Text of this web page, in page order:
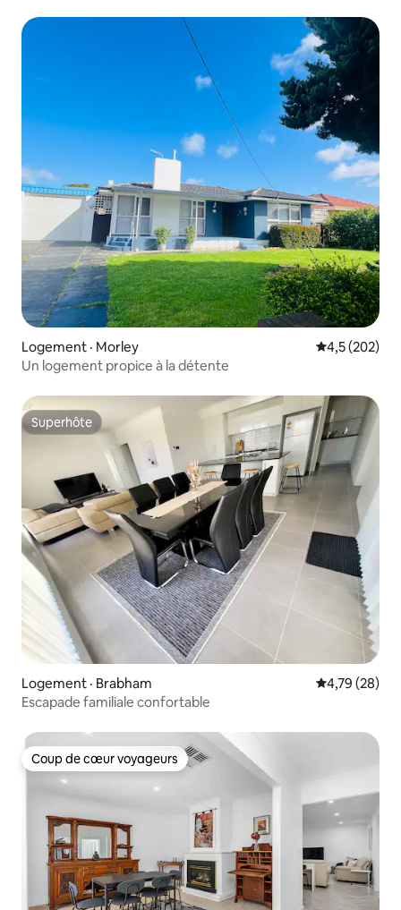
Logement · Morley Note
4,5 (202)
Un logement propice à la détente
Superhôte
Superhôte
Logement · Brabham Note
4,79 (28)
Escapade familiale confortable
Coup de cœur voyageurs
Coup de cœur voyageurs